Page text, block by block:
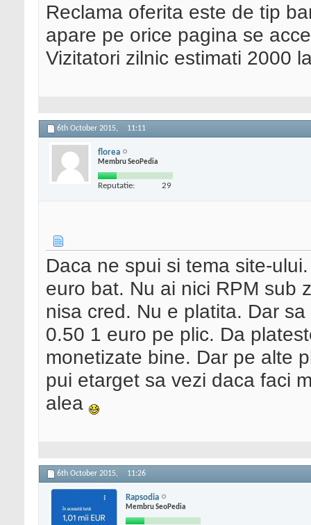
Reclama oferita este de tip
apare pe orice pagina se
Vizitatori zilnic estimati 2000
6th October 2015, 11:11
florea
Membru SeoPedia
Reputatie: 29
Daca ne spui si tema site-
euro bat. Nu ai nici RPM sub
nisa cred. Nu e platita. Dar
0.50 1 euro pe plic. Da
monetizate bine. Dar pe alte
pui etarget sa vezi daca faci
alea
6th October 2015, 11:26
Rapsodia
Membru SeoPedia